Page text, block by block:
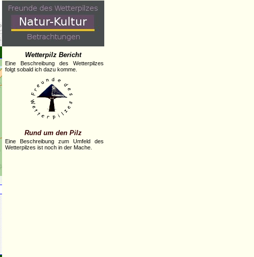
Wetterpilz Bericht
Eine Beschreibung des Wetterpilzes
folgt sobald ich dazu komme.
Rund um den Pilz
Eine Beschreibung zum Umfeld des
Wetterpilzes ist noch in der Mache.